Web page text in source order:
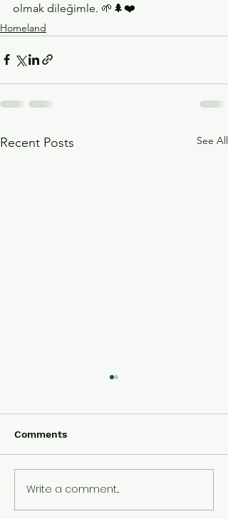
olmak dileğimle. 🌱🌲❤️
Homeland
Recent Posts See All
Çık Dışarıya Oynayalım!
Comments
Write a comment...